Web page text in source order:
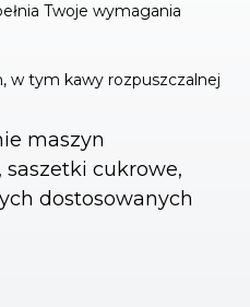
Twoje wymagania
w tym kawy rozpuszczalnej
maszyn
cukrowe,
dostosowanych